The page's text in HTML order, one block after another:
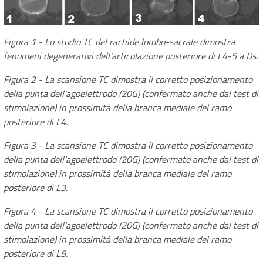
Figura 1 - Lo studio TC del rachide lombo-sacrale dimostra
fenomeni degenerativi dell'articolazione posteriore di L4-5 a Ds.
Figura 2 - La scansione TC dimostra il corretto posizionamento
della punta dell'agoelettrodo (20G) (confermato anche dal test di
stimolazione) in prossimità della branca mediale del ramo
posteriore di L4.
Figura 3 - La scansione TC dimostra il corretto posizionamento
della punta dell'agoelettrodo (20G) (confermato anche dal test di
stimolazione) in prossimità della branca mediale del ramo
posteriore di L3.
Figura 4 - La scansione TC dimostra il corretto posizionamento
della punta dell'agoelettrodo (20G) (confermato anche dal test di
stimolazione) in prossimità della branca mediale del ramo
posteriore di L5.